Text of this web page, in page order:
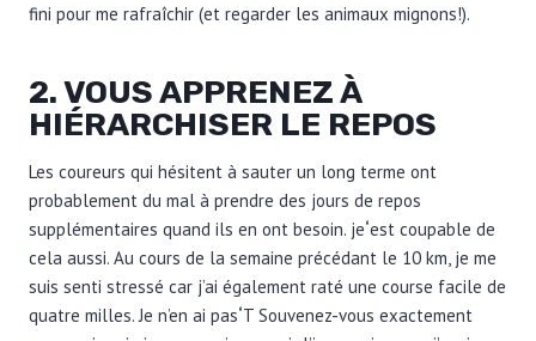
fini pour me rafraîchir (et regarder les animaux mignons!).
2. VOUS APPRENEZ À
HIÉRARCHISER LE REPOS
Les coureurs qui hésitent à sauter un long terme ont
probablement du mal à prendre des jours de repos
supplémentaires quand ils en ont besoin. je‘est coupable de
cela aussi. Au cours de la semaine précédant le 10 km, je me
suis senti stressé car j’ai également raté une course facile de
quatre milles. Je n’en ai pas‘T Souvenez-vous exactement